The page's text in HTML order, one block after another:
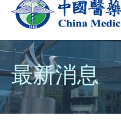
最新消息